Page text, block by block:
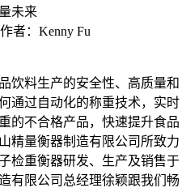
未来
作者：Kenny Fu
饮料生产的安全性、高质量和
通过自动化的称重技术，实时
的不合格产品，快速提升食品
精量衡器制造有限公司所致力
检重衡器研发、生产及销售于
有限公司总经理徐颖跟我们畅